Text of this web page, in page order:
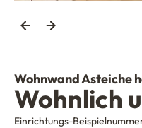
Wohnwand Asteiche
Wohnlich
Einrichtungs-